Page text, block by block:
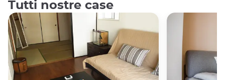
Tutti nostre case